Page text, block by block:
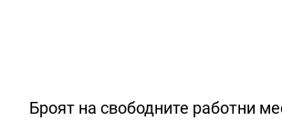
Броят на свободните работни